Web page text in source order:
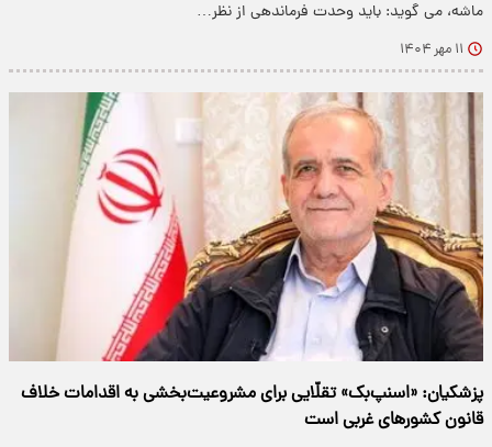
ماشه، می گوید: باید وحدت فرماندهی از نظر…
۱۱ مهر ۱۴۰۴
پزشکیان: «اسنپ‌بک» تقلّایی برای مشروعیت‌بخشی به اقدامات خلاف
قانون کشورهای غربی است